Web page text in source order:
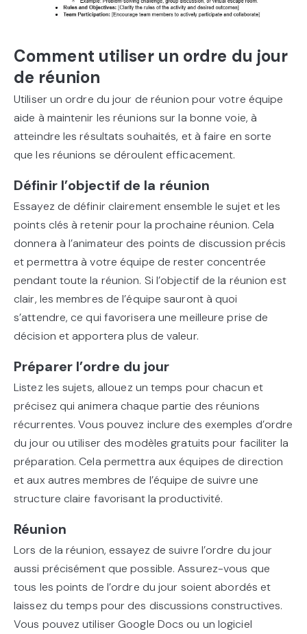
Comment utiliser un ordre du jour
de réunion
Utiliser un ordre du jour de réunion pour votre équipe
aide à maintenir les réunions sur la bonne voie, à
atteindre les résultats souhaités, et à faire en sorte
que les réunions se déroulent efficacement.
Définir l’objectif de la réunion
Essayez de définir clairement ensemble le sujet et les
points clés à retenir pour la prochaine réunion. Cela
donnera à l’animateur des points de discussion précis
et permettra à votre équipe de rester concentrée
pendant toute la réunion. Si l’objectif de la réunion est
clair, les membres de l’équipe sauront à quoi
s’attendre, ce qui favorisera une meilleure prise de
décision et apportera plus de valeur.
Préparer l’ordre du jour
Listez les sujets, allouez un temps pour chacun et
précisez qui animera chaque partie des réunions
récurrentes. Vous pouvez inclure des exemples d’ordre
du jour ou utiliser des modèles gratuits pour faciliter la
préparation. Cela permettra aux équipes de direction
et aux autres membres de l’équipe de suivre une
structure claire favorisant la productivité.
Réunion
Lors de la réunion, essayez de suivre l’ordre du jour
aussi précisément que possible. Assurez-vous que
tous les points de l’ordre du jour soient abordés et
laissez du temps pour des discussions constructives.
Vous pouvez utiliser Google Docs ou un logiciel